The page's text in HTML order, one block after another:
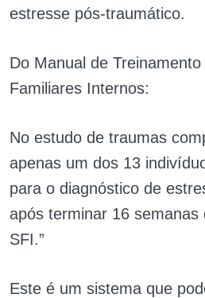
estresse pós-traumático.
Do Manual de
Familiares Internos:
No estudo de traumas
apenas um dos 13
para o diagnóstico de
após terminar 16 semanas
SFI.”
Este é um sistema que